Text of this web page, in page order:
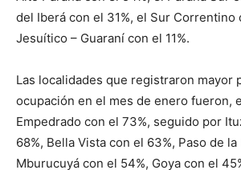
del Iberá con el 31%, el Sur Correntino
Jesuítico – Guaraní con el 11%.
Las localidades que registraron mayor
ocupación en el mes de enero fueron,
Empedrado con el 73%, seguido por
68%, Bella Vista con el 63%, Paso de
Mburucuyá con el 54%, Goya con el